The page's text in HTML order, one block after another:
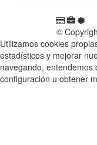
©
Utilizamos cookies
estadísticos y mejorar
navegando, entendemos
configuración u obtener